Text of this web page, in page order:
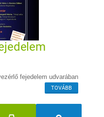
fejedelem udvarában
TOVÁBB